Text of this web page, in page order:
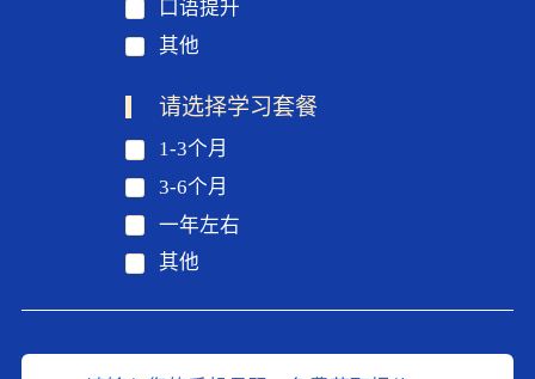
口语提升
其他
请选择学习套餐
1-3个月
3-6个月
一年左右
其他